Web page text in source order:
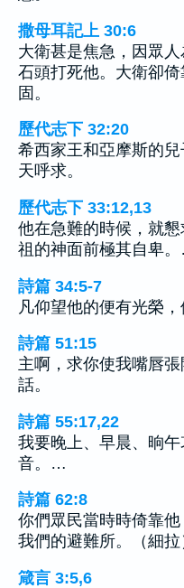
撒母耳記上 30:6
大衛甚是焦急，因眾
石頭打死他。大衛卻
固。
歷代志下 32:20
希西家王和亞摩斯的
天呼求。
歷代志下 33:12,13
他在急難的時候，就
祖的神面前極其自卑
詩篇 34:5-7
凡仰望他的便有光榮
詩篇 51:15
主啊，求你使我嘴唇
話。
詩篇 55:17,22
我要晚上、早晨、晌
音。…
詩篇 62:8
你們眾民當時時倚靠
我們的避難所。（細拉
箴言 3:5,6